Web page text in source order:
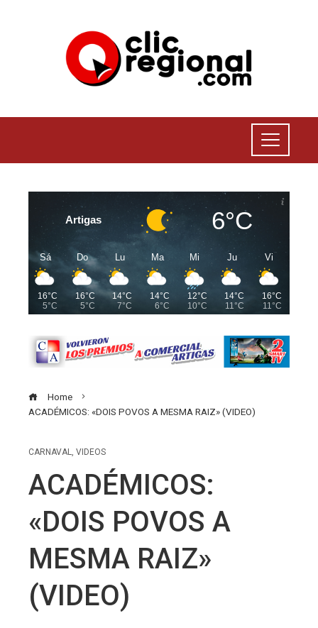
Artigas 6°C
Sá
16°C
5°C
Do
16°C
5°C
Lu
14°C
7°C
Ma
14°C
6°C
Mi
12°C
10°C
Ju
14°C
11°C
Vi
16°C
11°C
Home
ACADÉMICOS: «DOIS POVOS A MESMA RAIZ» (VIDEO)
CARNAVAL, VIDEOS
ACADÉMICOS:
«DOIS POVOS A
MESMA RAIZ»
(VIDEO)